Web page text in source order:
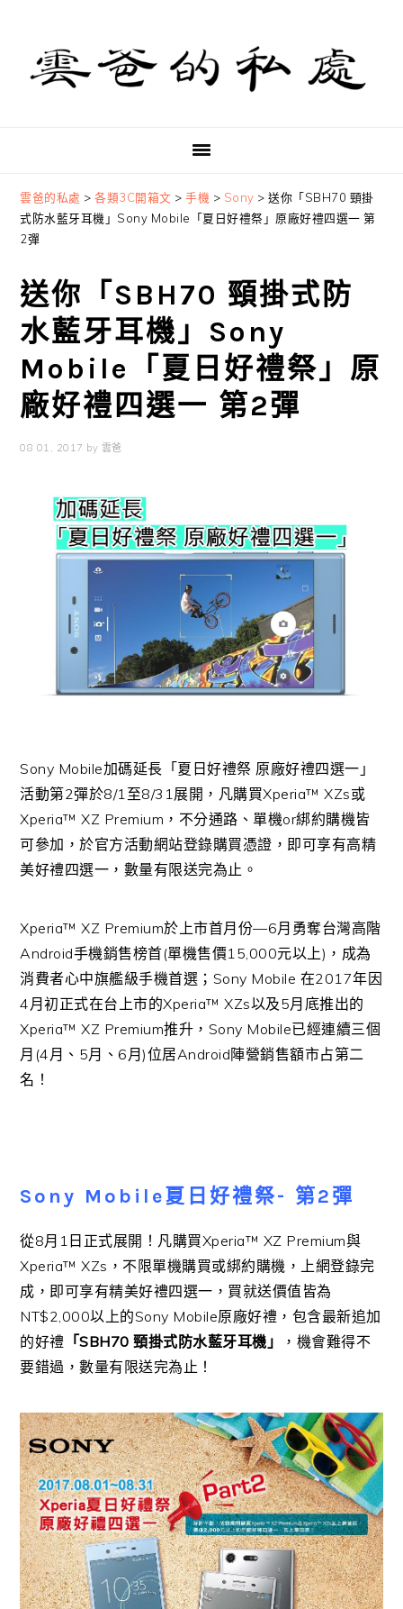
primary
navigation
content
primary
sidebar
雲爸的私處 >各類3C開箱文 >手機 > Sony >送你「SBH70 頸掛
式防水藍牙耳機」Sony Mobile「夏日好禮祭」原廠好禮四選一 第
2彈
送你「SBH70 頸掛式防
水藍牙耳機」Sony
Mobile「夏日好禮祭」原
廠好禮四選一 第2彈
08 01, 2017 by 雲爸
Sony Mobile加碼延長「夏日好禮祭 原廠好禮四選一」
活動第2彈於8/1 至8/31 展開，凡購買Xperia™ XZs或
Xperia™ XZ Premium ，不分通路、單機or綁約購機皆
可參加，於官方活動網站登錄購買憑證，即可享有高精
美好禮四選一，數量有限送完為止。
Xperia™ XZ Premium於上市首月份—6月勇奪台灣高階
Android手機銷售榜首(單機售價15,000元以上) ，成為
消費者心中旗艦級手機首選； Sony Mobile 在2017年因
4 月初正式在台上市的Xperia™ XZs以及5月底推出的
Xperia™ XZ Premium推升， Sony Mobile已經連續三個
月 (4 月、 5月、 6 月)位居Android陣營銷售額市占第二
名！
Sony Mobile夏日好禮祭- 第2彈
從8月 1 日正式展開！凡購買Xperia™ XZ Premium與
Xperia™ XZs ，不限單機購買或綁約購機，上網登錄完
成，即可享有精美好禮四選一，買就送價值皆為
NT$2,000以上的Sony Mobile原廠好禮，包含最新追加
的好禮 「SBH70頸掛式防水藍牙耳機」
，機會難得不
要錯過，數量有限送完為止！